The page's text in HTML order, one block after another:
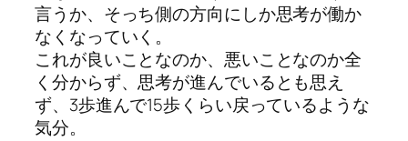
言うか、そっち側の方向にしか思考が働か
なくなっていく。
これが良いことなのか、悪いことなのか全
く分からず、思考が進んでいるとも思え
ず、3歩進んで15歩くらい戻っているような
気分。